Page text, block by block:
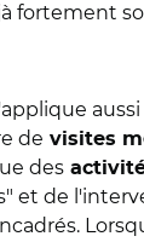
fortement
aussi
de visites
des
et de